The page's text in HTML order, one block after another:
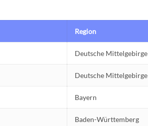
Region
Deutsche Mittelgebirge
Deutsche Mittelgebirge
Bayern
Baden-Württemberg